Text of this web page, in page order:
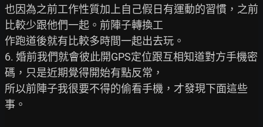
也因為之前工作性質加上自己假日有運動的習慣，之前
比較少跟他們一起。前陣子轉換工
作跑道後就有比較多時間一起出去玩。
6. 婚前我們就會彼此開GPS定位跟互相知道對方手機密
碼，只是近期覺得開始有點反常，
所以前陣子我很要不得的偷看手機，才發現下面這些
事。